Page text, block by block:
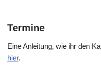
Termine
Eine Anleitung, wie ihr den
hier.